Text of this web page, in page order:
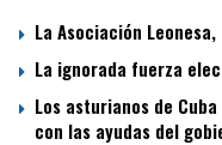
La Asociación
La ignorada fuerza
Los asturianos de
con las ayudas del